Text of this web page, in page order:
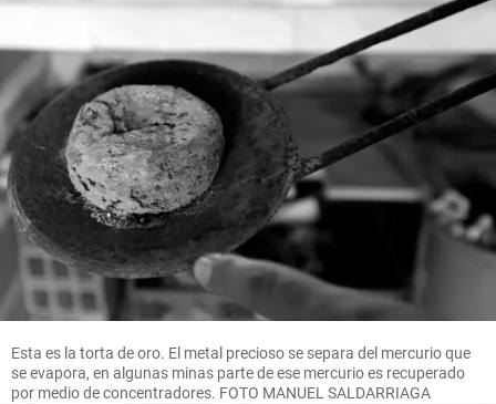
Esta es la torta de oro. El metal precioso se separa del mercurio que
se evapora, en algunas minas parte de ese mercurio es recuperado
por medio de concentradores. FOTO MANUEL SALDARRIAGA